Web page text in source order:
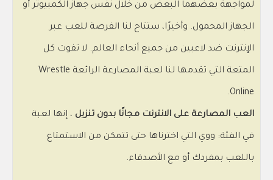
لمواجهة بعضهما البعض من خلال نفس جهاز الكمبيوتر أو
الجهاز المحمول. وأخيرًا، ستتاح لنا الفرصة للعب عبر
الإنترنت ضد لاعبين من جميع أنحاء العالم. لا تفوت كل
المتعة التي تقدمها لنا لعبة المصارعة الرائعة Wrestle
Online.
العب المصارعة على الانترنت مجانًا بدون تنزيل ، إنها لعبة
في الفئة: ووي التي اخترناها حتى تتمكن من الاستمتاع
باللعب بمفردك أو مع الأصدقاء.